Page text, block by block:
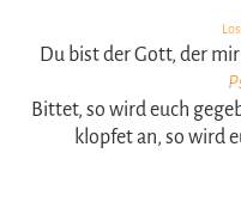
Du bist der Gott, der
Bittet, so wird euch
klopfet an, so wird